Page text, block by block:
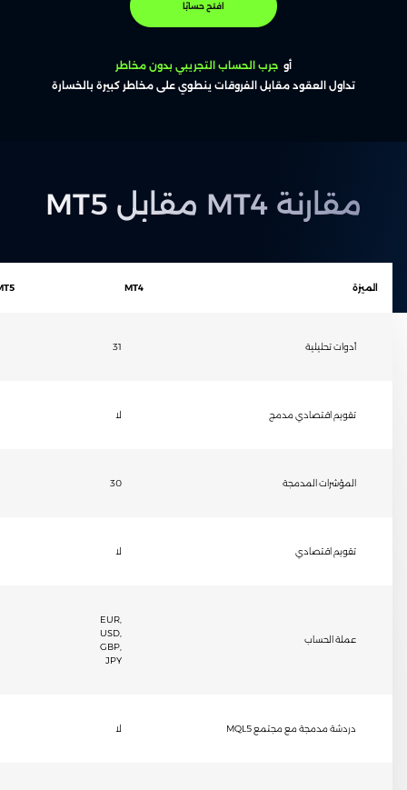
افتح حسابًا
أو جرب الحساب التجريبي بدون مخاطر
تداول العقود مقابل الفروقات ينطوي على مخاطر كبيرة بالخسارة
مقارنة MT4 مقابل MT5
الميزة MT4
أدوات تحليلية 31
تقويم اقتصادي مدمج لا
المؤشرات المدمجة 30
تقويم اقتصادي لا
عملة الحساب
EUR,
USD,
GBP,
JPY
دردشة مدمجة مع مجتمع MQL5 لا